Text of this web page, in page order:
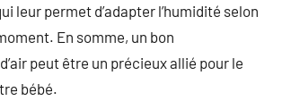
leur permet d’adapter l’humidité selon
En somme, un bon
peut être un précieux allié pour le
bébé.